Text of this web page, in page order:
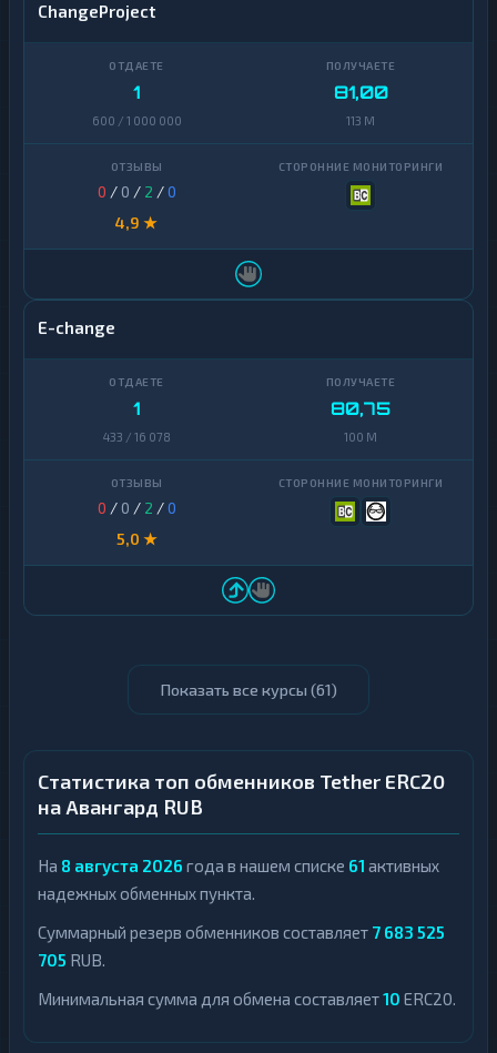
ChangeProject
1
600 / 1 000 000
81,00
113 M
0 / 0 / 2 /0
4,9 ★
E-change
1
433 / 16 078
80,75
100 M
0 / 0 / 2 /0
5,0 ★
Показать все курсы (61)
Статистика топ обменников Tether ERC20
на Авангард RUB
На 8 августа 2026 года в нашем списке 61 активных
надежных обменных пункта.
Суммарный резерв обменников составляет 7 683 525
705 RUB.
Минимальная сумма для обмена составляет10 ERC20.